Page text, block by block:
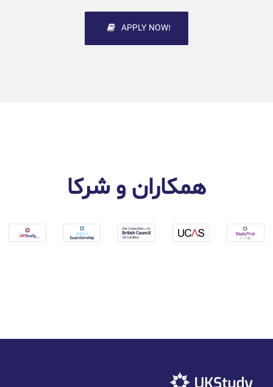
!APPLY NOW
همکاران و شرکا